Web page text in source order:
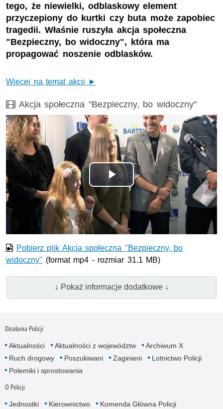
tego, że niewielki, odblaskowy element
przyczepiony do kurtki czy buta może zapobiec
tragedii. Właśnie ruszyła akcja społeczna
"Bezpieczny, bo widoczny", która ma
propagować noszenie odblasków.
Wiecej na temat akcji ►
Film
Akcja społeczna "Bezpieczny, bo widoczny"
Odtwórz
wideo
Pobierz plik Akcja społeczna "Bezpieczny, bo
widoczny" (format mp4 - rozmiar 31.1 MB)
↓ Pokaż informacje dodatkowe ↓
Działania Policji
Aktualności Aktualności z województw
Archiwum X
Ruch drogowy
Poszukiwani Zaginieni
Lotnictwo Policji
Polemiki i sprostowania
O Policji
Jednostki Kierownictwo
Komenda Główna Policji